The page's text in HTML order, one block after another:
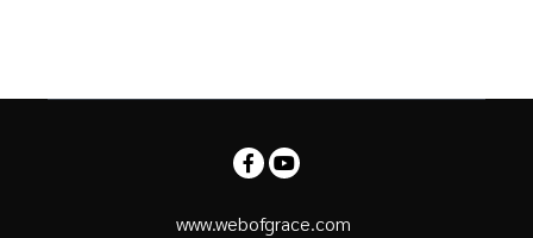
www.webofgrace.com